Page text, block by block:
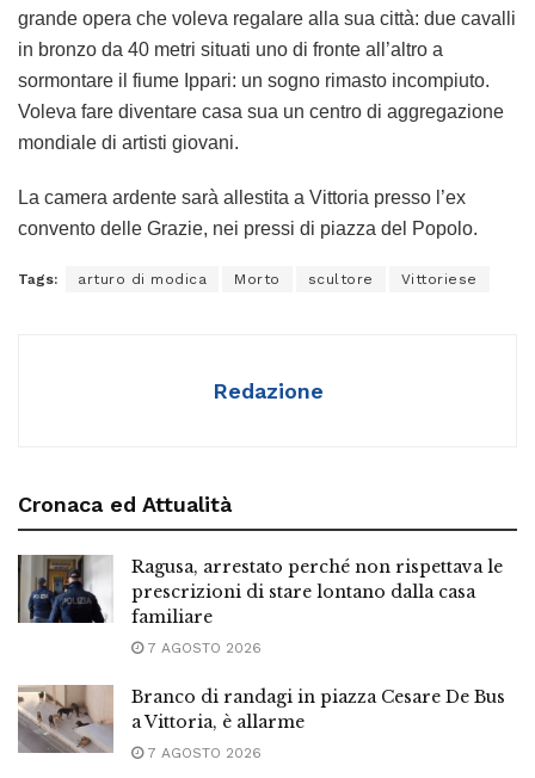
grande opera che voleva regalare alla sua città: due cavalli
in bronzo da 40 metri situati uno di fronte all’altro a
sormontare il fiume Ippari: un sogno rimasto incompiuto.
Voleva fare diventare casa sua un centro di aggregazione
mondiale di artisti giovani.
La camera ardente sarà allestita a Vittoria presso l’ex
convento delle Grazie, nei pressi di piazza del Popolo.
Tags: arturo di modica Morto scultore Vittoriese
Redazione
Cronaca ed Attualità
Ragusa, arrestato perché non rispettava le
prescrizioni di stare lontano dalla casa
familiare
7 AGOSTO 2026
Branco di randagi in piazza Cesare De Bus
a Vittoria, è allarme
7 AGOSTO 2026